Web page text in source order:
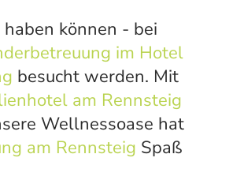
können - bei
im Hotel
besucht werden. Mit
am Rennsteig
Wellnessoase hat
am Rennsteig Spaß